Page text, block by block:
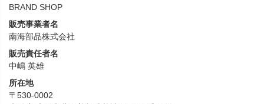
BRAND SHOP
販売事業者名
南海部品株式会社
販売責任者名
中嶋 英雄
所在地
〒530-0002